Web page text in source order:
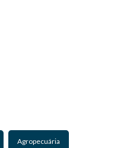
Agropecuária